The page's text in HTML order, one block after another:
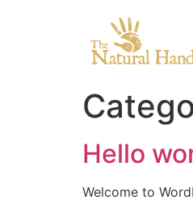
Hello
Welcome to